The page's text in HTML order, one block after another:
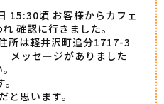
15:30頃 お客様からカフェ
確認に行きました。
所は軽井沢町追分1717-3
メッセージがありました
と思います。